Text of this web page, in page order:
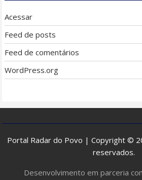
Acessar
Feed de posts
Feed de comentários
WordPress.org
Portal Radar do Povo | Copyright ©
reservados.
Desenvolvimento em parceria